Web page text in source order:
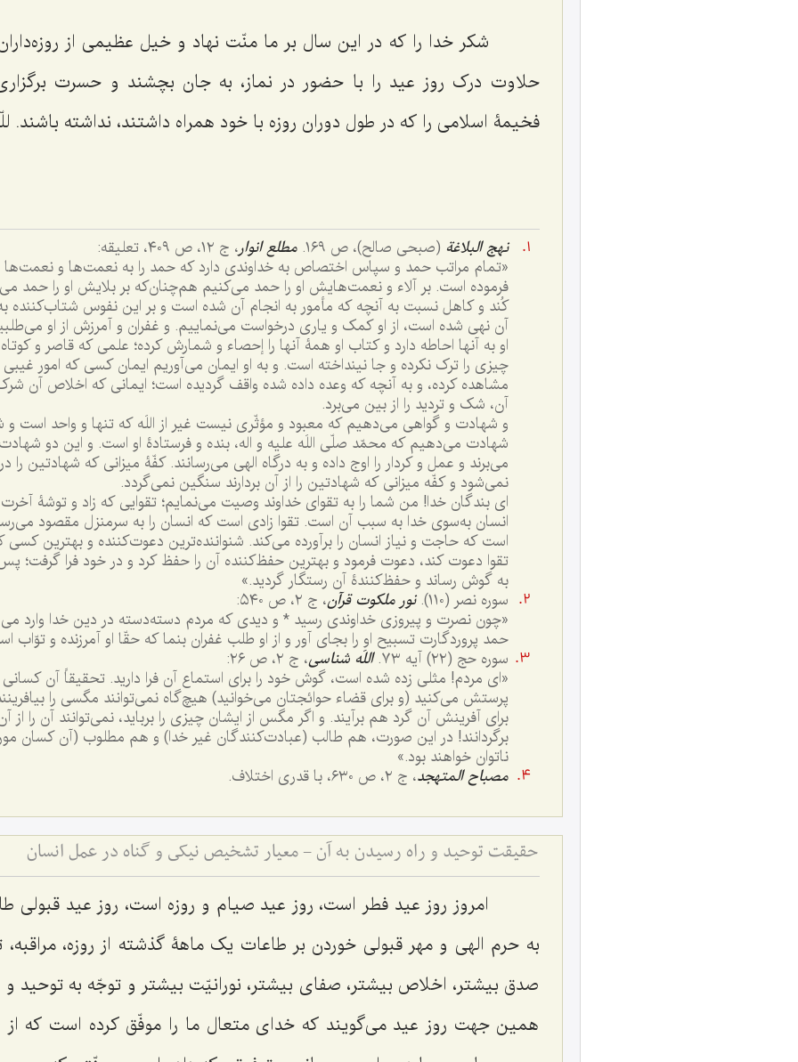
شکر خدا را که در این سال بر ما منّت نهاد و خیل عظیمی از
حلاوت درک روز عید را با حضور در نماز، به جان بچشند و حسرت
فخیمۀ اسلامی را که در طول دوران روزه با خود همراه داشتند، نداشته باشند.
نهج البلاغة (صبحی صالح)، ص ١٦٩. مطلع انوار، ج ١٢، ص ٤٠٩، تعلیقه:
«تمام مراتب حمد و سپاس اختصاص به خداوندی دارد که حمد را به نعمت‌ها و نعمت‌ها
فرموده است. بر آلاء و نعمت‌هایش او را حمد می‌کنیم هم‌چنان‌که بر بلایش او را حمد
کُند و کاهل نسبت به آنچه که مأمور به انجام آن شده است و بر این نفوس شتاب‌کننده
آن نهی شده است، از او کمک و یاری درخواست می‌نماییم. و غفران و آمرزش از او
او به آنها احاطه دارد و کتاب او همۀ آنها را إحصاء و شمارش کرده؛ علمی که قاصر و
چیزی را ترک نکرده و جا نینداخته است. و به او ایمان می‌آوریم ایمان کسی که امور غیبی
مشاهده کرده، و به آنچه که وعده داده شده واقف گردیده است؛ ایمانی که اخلاص آن شرک
آن، شک و تردید را از بین می‌برد.
و شهادت و گواهی می‌دهیم که معبود و مؤثّری نیست غیر از اللَه که تنها و واحد است و
شهادت می‌دهیم که محمّد صلّی اللَه علیه و اله، بنده و فرستادۀ او است. و این دو شهادت،
می‌برند و عمل و کردار را اوج داده و به درگاه الهی می‌رسانند. کفّۀ میزانی که شهادتین
نمی‌شود و کفّه میزانی که شهادتین را از آن بردارند سنگین نمی‌گردد.
ای بندگان خدا! من شما را به تقوای خداوند وصیت می‌نمایم؛ تقوایی که زاد و توشۀ
انسان به‌سوی خدا به سبب آن است. تقوا زادی است که انسان را به سرمنزل مقصود
است که حاجت و نیاز انسان را برآورده می‌کند. شنواننده‌ترین دعوت‌کننده و بهترین
تقوا دعوت کند، دعوت فرمود و بهترین حفظ‌کننده آن را حفظ کرد و در خود فرا گرفت؛
به گوش رساند و حفظ‌کنندۀ آن رستگار گردید.»
سوره نصر (١١٠).
نور ملکوت قرآن، ج ٢، ص ٥٤٠:
«چون نصرت و پیروزی خداوندی رسید * و دیدی که مردم دسته‌دسته در دین خدا وارد
حمد پروردگارت تسبیح او را بجای آور و از او طلب غفران بنما که حقّا او آمرزنده و توّاب
سوره حج (٢٢) آیه ٧٣.
اللَه شناسی، ج ٢، ص ٢٦:
«ای مردم! مثلی زده شده است، گوش خود را برای استماع آن فرا دارید. تحقیقاً آن کسانی
پرستش می‌کنید (و برای قضاء حوائجتان می‌خوانید) هیچ‌گاه نمی‌توانند مگسی را
برای آفرینش آن گرد هم برآیند. و اگر مگس از ایشان چیزی را برباید، نمی‌توانند آن را
برگردانند! در این صورت، هم طالب (عبادت‌کنندگان غیر خدا) و هم مطلوب (آن
ناتوان خواهند بود.»
مصباح المتهجد، ج ٢، ص ٦٣٠، با قدری اختلاف.
حقیقت توحید و راه رسیدن به آن - معیار تشخیص نیکی و گناه در عمل انسان
امروز روز عید فطر است، روز عید صیام و روزه است، روز عید قبولی
به حرم الهی و مهر قبولی خوردن بر طاعات یک ماهۀ گذشته از روزه،
صدق بیشتر، اخلاص بیشتر، صفای بیشتر، نورانیّت بیشتر و توجّه به توحید و
همین جهت روز عید می‌گویند که خدای متعال ما را موفّق کرده است که از